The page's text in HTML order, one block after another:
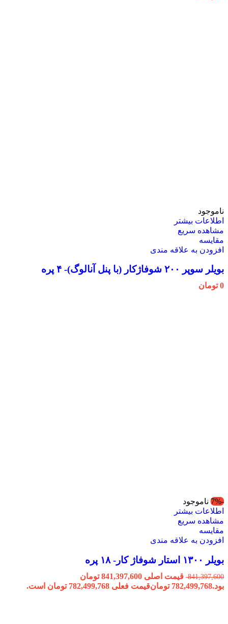
ناموجود
اطلاعات بیشتر
مشاهده سریع
مقایسه
افزودن به علاقه مندی
بویلر سوپر ۲۰۰ شوفاژکار (با پنل آنالوگ)- ۴ پره
0 تومان
-7%
ناموجود
اطلاعات بیشتر
مشاهده سریع
مقایسه
افزودن به علاقه مندی
بویلر ۱۳۰۰ استار شوفاژ کار- ۱۸ پره
841,397,600
قیمت اصلی 841,397,600 تومان
بود.782,499,768 تومانقیمت فعلی 782,499,768 تومان است.